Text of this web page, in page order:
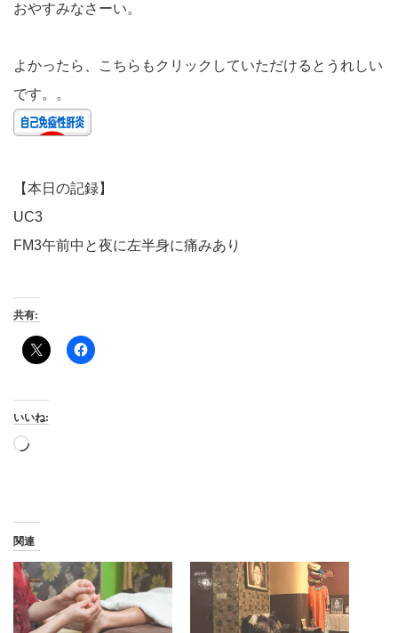
おやすみなさーい。
よかったら、こちらもクリックしていただけるとうれしい
です。。
【本日の記録】
UC3
FM3午前中と夜に左半身に痛みあり
共有:
いいね:
読
関連